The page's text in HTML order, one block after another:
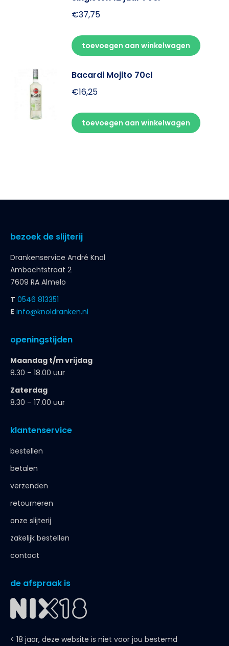
€37,75
toevoegen aan winkelwagen
Bacardi Mojito 70cl
€16,25
toevoegen aan winkelwagen
bezoek de slijterij
Drankenservice André Knol
Ambachtstraat 2
7609 RA Almelo
T 0546 813351
E info@knoldranken.nl
openingstijden
Maandag t/m vrijdag
8.30 – 18.00 uur
Zaterdag
8.30 – 17.00 uur
klantenservice
bestellen
betalen
verzenden
retourneren
onze slijterij
zakelijk bestellen
contact
de afspraak is
< 18 jaar, deze website is niet voor jou bestemd